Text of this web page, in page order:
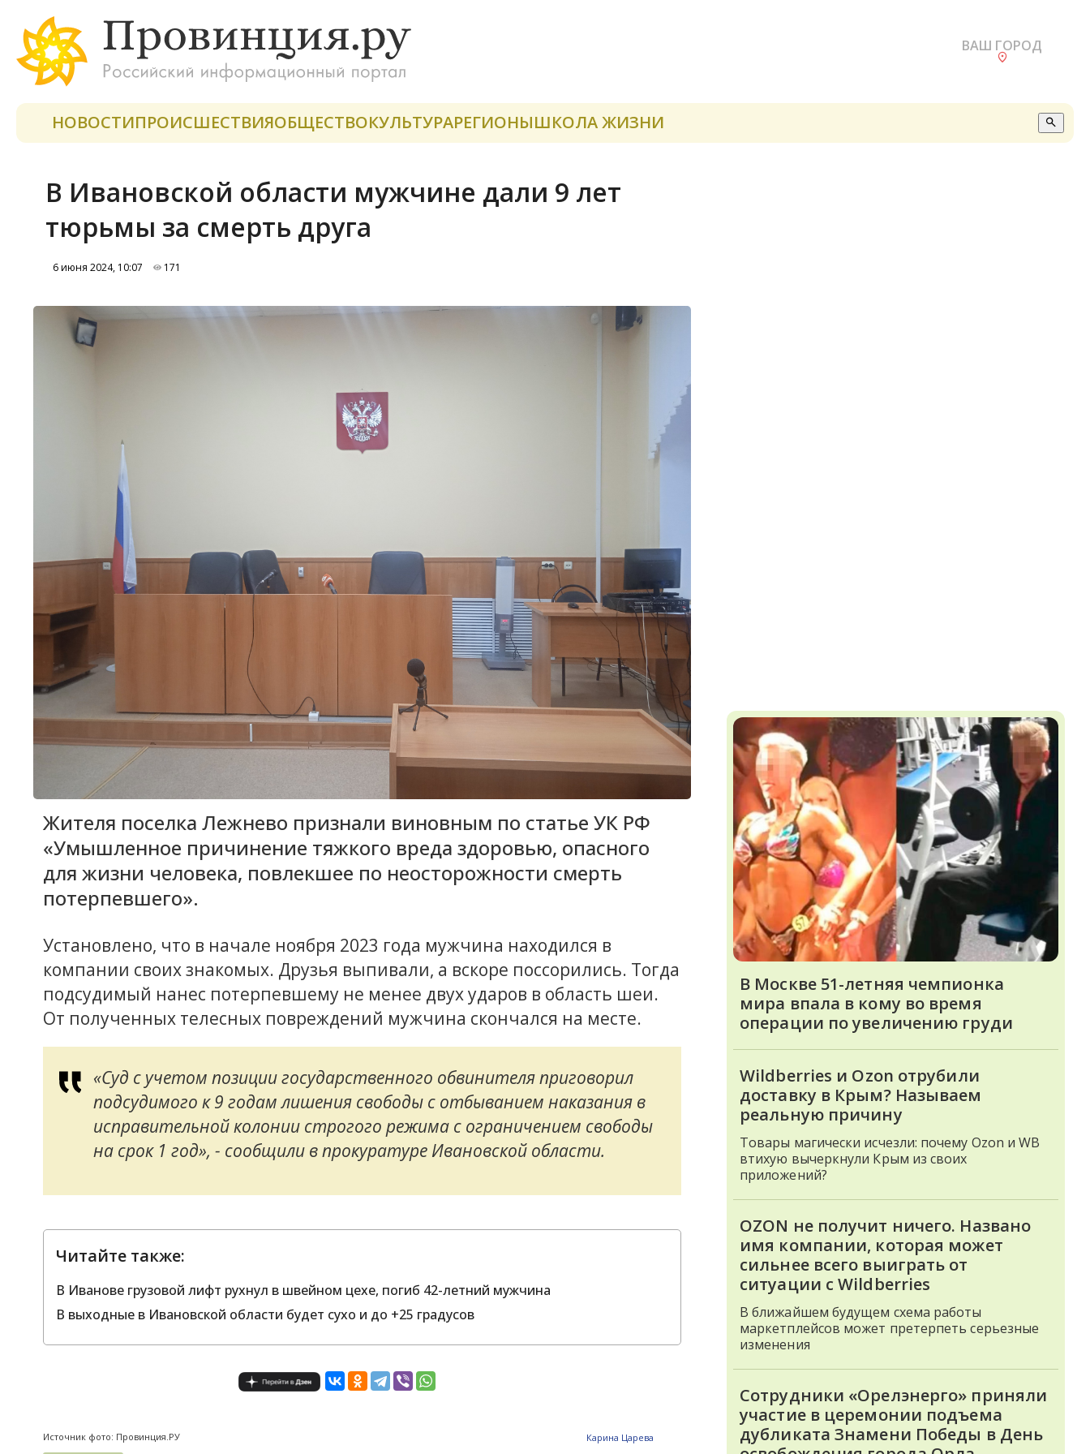
ВАШ ГОРОД
НОВОСТИПРОИСШЕСТВИЯОБЩЕСТВОКУЛЬТУРАРЕГИОНЫШКОЛА ЖИЗНИ
В Ивановской области мужчине дали 9 лет
тюрьмы за смерть друга
6 июня 2024, 10:07 171
Жителя поселка Лежнево признали виновным по статье УК РФ
«Умышленное причинение тяжкого вреда здоровью, опасного
для жизни человека, повлекшее по неосторожности смерть
потерпевшего».
Установлено, что в начале ноября 2023 года мужчина находился в
компании своих знакомых. Друзья выпивали, а вскоре поссорились. Тогда
подсудимый нанес потерпевшему не менее двух ударов в область шеи.
От полученных телесных повреждений мужчина скончался на месте.
«Суд с учетом позиции государственного обвинителя приговорил
подсудимого к 9 годам лишения свободы с отбыванием наказания в
исправительной колонии строгого режима с ограничением свободы
на срок 1 год», - сообщили в прокуратуре Ивановской области.
Читайте также:
В Иванове грузовой лифт рухнул в швейном цехе, погиб 42-летний мужчина
В выходные в Ивановской области будет сухо и до +25 градусов
Источник фото: Провинция.РУ Карина Царева
В Москве 51-летняя чемпионка
мира впала в кому во время
операции по увеличению груди
Wildberries и Ozon отрубили
доставку в Крым? Называем
реальную причину
Товары магически исчезли: почему Ozon и WB
втихую вычеркнули Крым из своих
приложений?
OZON не получит ничего. Названо
имя компании, которая может
сильнее всего выиграть от
ситуации с Wildberries
В ближайшем будущем схема работы
маркетплейсов может претерпеть серьезные
изменения
Сотрудники «Орелэнерго» приняли
участие в церемонии подъема
дубликата Знамени Победы в День